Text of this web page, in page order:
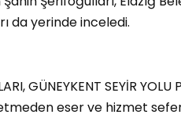
da yerinde inceledi.
GÜNEYKENT SEYİR YOLU
eser ve hizmet